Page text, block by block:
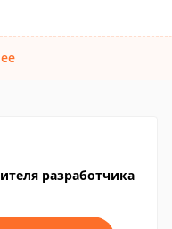
разработчика